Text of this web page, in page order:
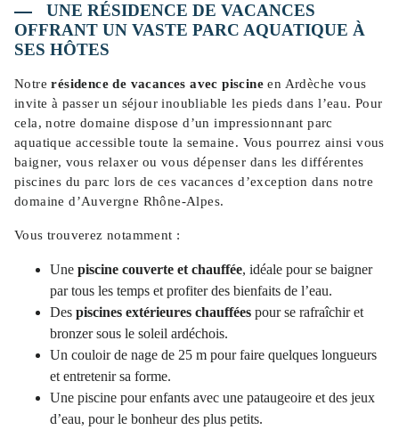
UNE RÉSIDENCE DE VACANCES
OFFRANT UN VASTE PARC AQUATIQUE À
SES HÔTES
Notrerésidence de vacances avec piscineen Ardèche vous
invite à passer un séjour inoubliable les pieds dans l’eau. Pour
cela, notre domaine dispose d’un impressionnant parc
aquatique accessible toute la semaine. Vous pourrez ainsi vous
baigner, vous relaxer ou vous dépenser dans les différentes
piscines du parc lors de ces vacances d’exception dans notre
domaine d’Auvergne Rhône-Alpes.
Vous trouverez notamment :
Une piscine couverte et chauffée, idéale pour se baigner
par tous les temps et profiter des bienfaits de l’eau.
Des piscines extérieures chauffées pour se rafraîchir et
bronzer sous le soleil ardéchois.
Un couloir de nage de 25 m pour faire quelques longueurs
et entretenir sa forme.
Une piscine pour enfants avec une pataugeoire et des jeux
d’eau, pour le bonheur des plus petits.